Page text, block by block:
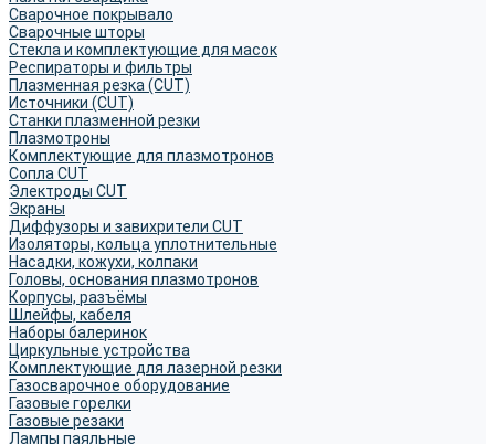
Сварочное покрывало
Сварочные шторы
Стекла и комплектующие для масок
Респираторы и фильтры
Плазменная резка (CUT)
Источники (CUT)
Станки плазменной резки
Плазмотроны
Комплектующие для плазмотронов
Сопла CUT
Электроды CUT
Экраны
Диффузоры и завихрители CUT
Изоляторы, кольца уплотнительные
Насадки, кожухи, колпаки
Головы, основания плазмотронов
Корпусы, разъёмы
Шлейфы, кабеля
Наборы балеринок
Циркульные устройства
Комплектующие для лазерной резки
Газосварочное оборудование
Газовые горелки
Газовые резаки
Лампы паяльные